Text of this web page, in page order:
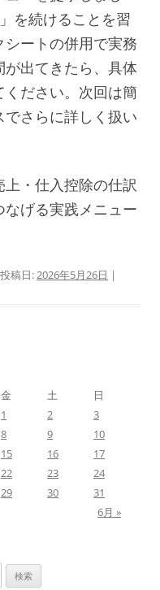
を続けることを習
ートの併用で実務
出てきたら、具体
ださい。次回は簡
さらに詳しく扱い
・仕入控除の仕訳
げる実践メニュー
稿日:2026年5月26日 |
金 土
日
1
2
3
8 9
10
15 16
17
22 23
24
29 30
31
6月 »